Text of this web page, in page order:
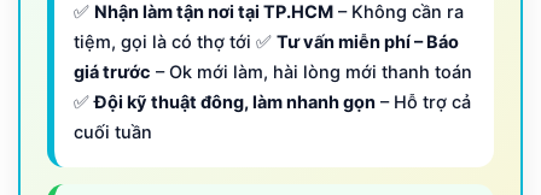
✅ Nhận làm tận nơi tại TP.HCM – Không cần ra
tiệm, gọi là có thợ tới ✅ Tư vấn miễn phí – Báo
giá trước – Ok mới làm, hài lòng mới thanh toán
✅Đội kỹ thuật đông, làm nhanh gọn – Hỗ trợ cả
cuối tuần